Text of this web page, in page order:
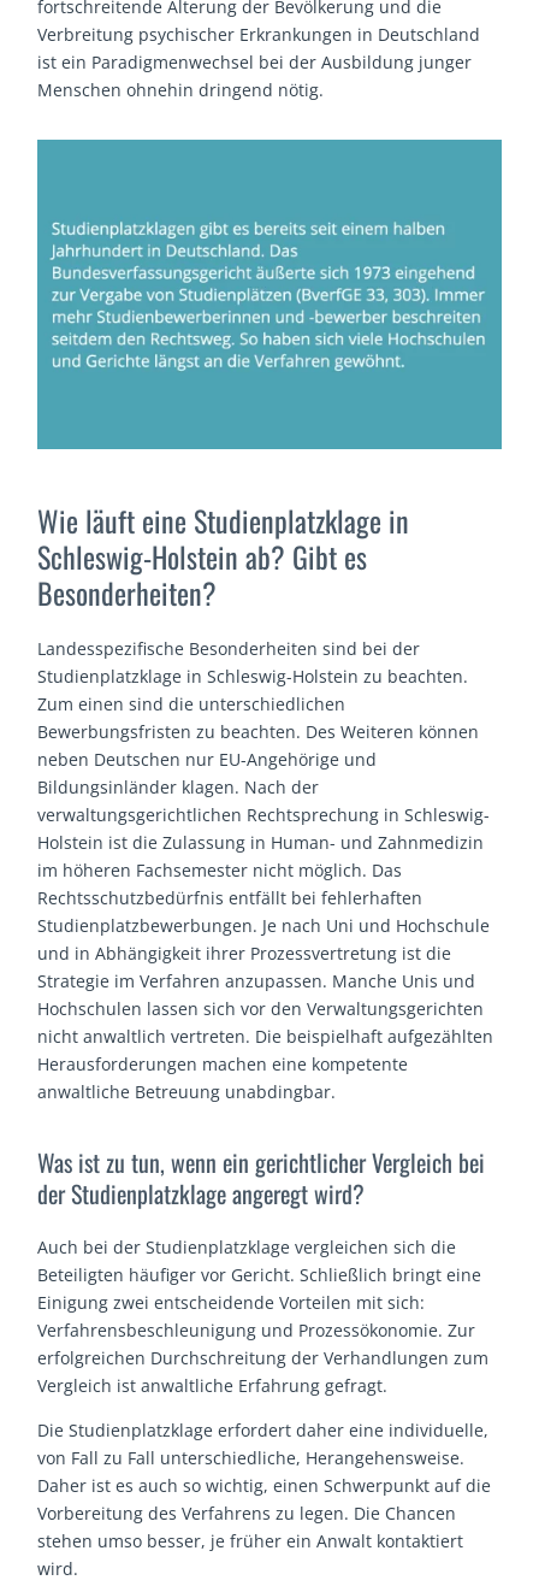
fortschreitende Alterung der Bevölkerung und die
Verbreitung psychischer Erkrankungen in Deutschland
ist ein Paradigmenwechsel bei der Ausbildung junger
Menschen ohnehin dringend nötig.
Wie läuft eine Studienplatzklage in
Schleswig-Holstein ab? Gibt es
Besonderheiten?
Landesspezifische Besonderheiten sind bei der
Studienplatzklage in Schleswig-Holstein zu beachten.
Zum einen sind die unterschiedlichen
Bewerbungsfristen zu beachten. Des Weiteren können
neben Deutschen nur EU-Angehörige und
Bildungsinländer klagen. Nach der
verwaltungsgerichtlichen Rechtsprechung in Schleswig-
Holstein ist die Zulassung in Human- und Zahnmedizin
im höheren Fachsemester nicht möglich. Das
Rechtsschutzbedürfnis entfällt bei fehlerhaften
Studienplatzbewerbungen. Je nach Uni und Hochschule
und in Abhängigkeit ihrer Prozessvertretung ist die
Strategie im Verfahren anzupassen. Manche Unis und
Hochschulen lassen sich vor den Verwaltungsgerichten
nicht anwaltlich vertreten. Die beispielhaft aufgezählten
Herausforderungen machen eine kompetente
anwaltliche Betreuung unabdingbar.
Was ist zu tun, wenn ein gerichtlicher Vergleich bei
der Studienplatzklage angeregt wird?
Auch bei der Studienplatzklage vergleichen sich die
Beteiligten häufiger vor Gericht. Schließlich bringt eine
Einigung zwei entscheidende Vorteilen mit sich:
Verfahrensbeschleunigung und Prozessökonomie. Zur
erfolgreichen Durchschreitung der Verhandlungen zum
Vergleich ist anwaltliche Erfahrung gefragt.
Die Studienplatzklage erfordert daher eine individuelle,
von Fall zu Fall unterschiedliche, Herangehensweise.
Daher ist es auch so wichtig, einen Schwerpunkt auf die
Vorbereitung des Verfahrens zu legen. Die Chancen
stehen umso besser, je früher ein Anwalt kontaktiert
wird.